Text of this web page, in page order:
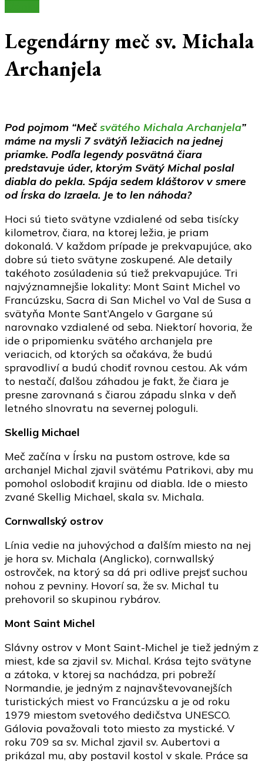
Legendárny meč sv. Michala
Archanjela
Pod pojmom “Mečsvätého Michala Archanjela”
máme na mysli 7 svätýň ležiacich na jednej
priamke. Podľa legendy posvätná čiara
predstavuje úder, ktorým Svätý Michal poslal
diabla do pekla. Spája sedem kláštorov v smere
od Írska do Izraela. Je to len náhoda?
Hoci sú tieto svätyne vzdialené od seba tisícky
kilometrov, čiara, na ktorej ležia, je priam
dokonalá. V každom prípade je prekvapujúce, ako
dobre sú tieto svätyne zoskupené. Ale detaily
takéhoto zosúladenia sú tiež prekvapujúce. Tri
najvýznamnejšie lokality: Mont Saint Michel vo
Francúzsku, Sacra di San Michel vo Val de Susa a
svätyňa Monte Sant’Angelo v Gargane sú
narovnako vzdialené od seba. Niektorí hovoria, že
ide o pripomienku svätého archanjela pre
veriacich, od ktorých sa očakáva, že budú
spravodliví a budú chodiť rovnou cestou. Ak vám
to nestačí, ďalšou záhadou je fakt, že čiara je
presne zarovnaná s čiarou západu slnka v deň
letného slnovratu na severnej pologuli.
Skellig Michael
Meč začína v Írsku na pustom ostrove, kde sa
archanjel Michal zjavil svätému Patrikovi, aby mu
pomohol oslobodiť krajinu od diabla. Ide o miesto
zvané Skellig Michael, skala sv. Michala.
Cornwallský ostrov
Línia vedie na juhovýchod a ďalším miesto na nej
je hora sv. Michala (Anglicko), cornwallský
ostrovček, na ktorý sa dá pri odlive prejsť suchou
nohou z pevniny. Hovorí sa, že sv. Michal tu
prehovoril so skupinou rybárov.
Mont Saint Michel
Slávny ostrov v Mont Saint-Michel je tiež jedným z
miest, kde sa zjavil sv. Michal. Krása tejto svätyne
a zátoka, v ktorej sa nachádza, pri pobreží
Normandie, je jedným z najnavštevovanejších
turistických miest vo Francúzsku a je od roku
1979 miestom svetového dedičstva UNESCO.
Gálovia považovali toto miesto za mystické. V
roku 709 sa sv. Michal zjavil sv. Aubertovi a
prikázal mu, aby postavil kostol v skale. Práce sa